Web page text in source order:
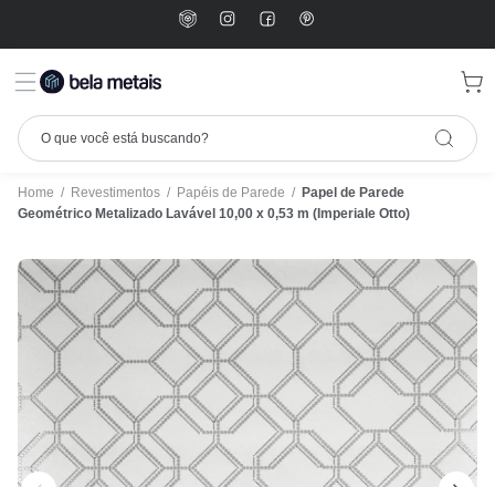
Home / Revestimentos / Papéis de Parede / Papel de Parede
Geométrico Metalizado Lavável 10,00 x 0,53 m (Imperiale Otto)